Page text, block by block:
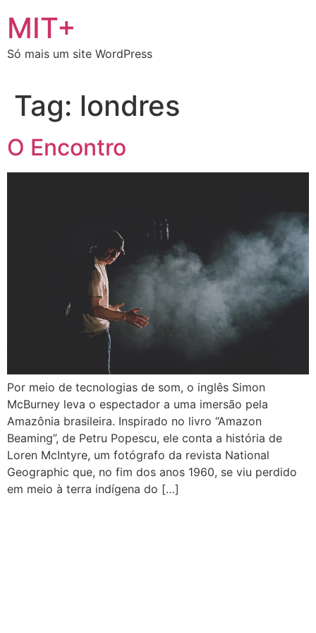
para
conteúdo
MIT+
Só mais um site WordPress
Tag: londres
O Encontro
Por meio de tecnologias de som, o inglês Simon
McBurney leva o espectador a uma imersão pela
Amazônia brasileira. Inspirado no livro “Amazon
Beaming”, de Petru Popescu, ele conta a história de
Loren McIntyre, um fotógrafo da revista National
Geographic que, no fim dos anos 1960, se viu perdido
em meio à terra indígena do […]